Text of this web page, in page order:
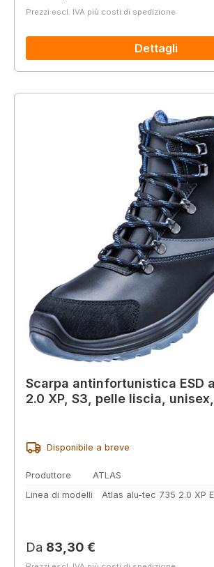
Prezzi escl. IVA più costi di spedizione
Dettagli
Scarpa antinfortunistica ESD
2.0 XP, S3, pelle liscia,
Disponibile a breve
Produttore
ATLAS
Linea di modelli
Atlas alu-tec 735 2.0 XP
Prezzo normale:
Da 83,30 €